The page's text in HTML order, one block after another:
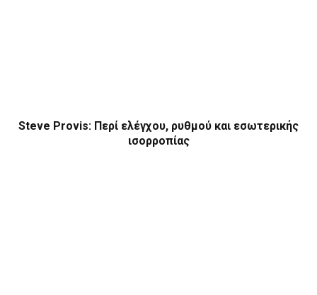
Steve Provis: Περί ελέγχου, ρυθμού και εσωτερικής
ισορροπίας